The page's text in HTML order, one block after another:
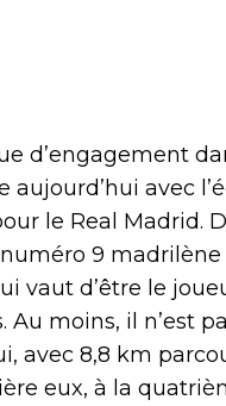
d’engagement
aujourd’hui avec
le Real Madrid.
9
vaut d’être le
moins, il n’est
avec 8,8 km
eux, à la